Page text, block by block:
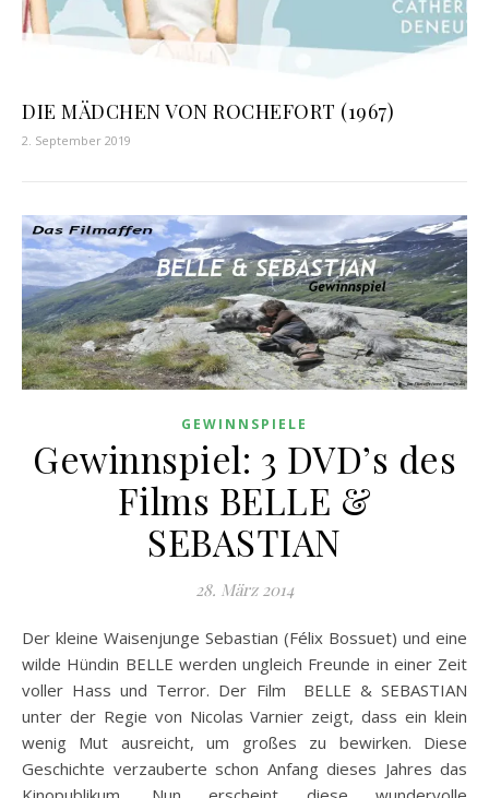
DIE MÄDCHEN VON ROCHEFORT (1967)
2. September 2019
GEWINNSPIELE
Gewinnspiel: 3 DVD’s des
Films BELLE &
SEBASTIAN
28. März 2014
Der kleine Waisenjunge Sebastian (Félix Bossuet) und eine
wilde Hündin BELLE werden ungleich Freunde in einer Zeit
voller Hass und Terror. Der Film BELLE & SEBASTIAN
unter der Regie von Nicolas Varnier zeigt, dass ein klein
wenig Mut ausreicht, um großes zu bewirken. Diese
Geschichte verzauberte schon Anfang dieses Jahres das